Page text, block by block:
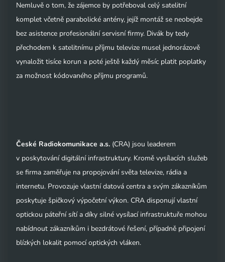
Nemluvě o tom, že zájemce by potřeboval celý satelitní
komplet včetně parabolické antény, jejíž montáž se neobejde
bez asistence profesionální servisní firmy. Divák by tedy
přechodem k satelitnímu příjmu televize musel jednorázově
vynaložit tisíce korun a poté ještě každý měsíc platit poplatky
za možnost kódovaného příjmu programů.
České Radiokomunikace a.s. (CRA) jsou leaderem
v poskytování digitální infrastruktury. Kromě vysílacích služeb
se firma zaměřuje na propojování světa televize, rádia a
internetu. Provozuje vlastní datová centra a svým zákazníkům
poskytuje špičkový výpočetní výkon. CRA disponují vlastní
optickou páteřní sítí a díky silné vysílací infrastruktuře mohou
nabídnout zákazníkům i bezdrátové řešení, případně připojení
blízkých lokalit pomocí optických vláken.